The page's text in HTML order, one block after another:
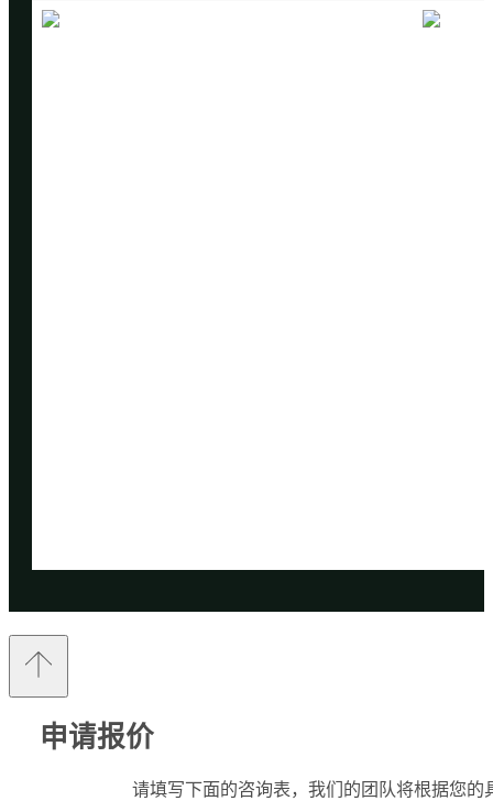
申请报价
请填写下面的咨询表，我们的团队将根据您